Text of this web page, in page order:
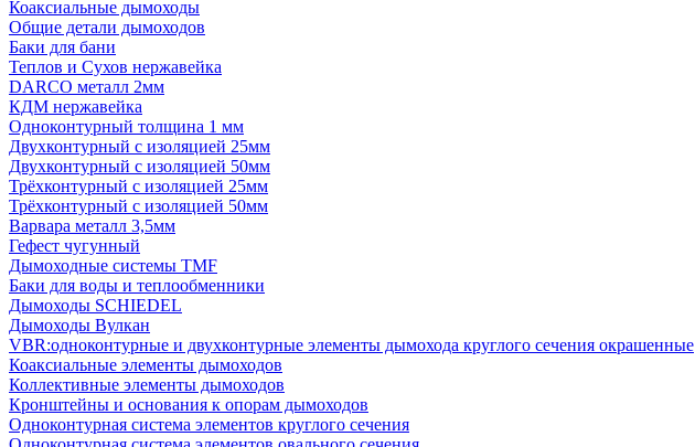
Коаксиальные дымоходы
Общие детали дымоходов
Баки для бани
Теплов и Сухов нержавейка
DARCO металл 2мм
КДМ нержавейка
Одноконтурный толщина 1 мм
Двухконтурный с изоляцией 25мм
Двухконтурный с изоляцией 50мм
Трёхконтурный с изоляцией 25мм
Трёхконтурный с изоляцией 50мм
Варвара металл 3,5мм
Гефест чугунный
Дымоходные системы TMF
Баки для воды и теплообменники
Дымоходы SCHIEDEL
Дымоходы Вулкан
VBR:одноконтурные и двухконтурные элементы дымохода круглого сечения окрашенные
Коаксиальные элементы дымоходов
Коллективные элементы дымоходов
Кронштейны и основания к опорам дымоходов
Одноконтурная система элементов круглого сечения